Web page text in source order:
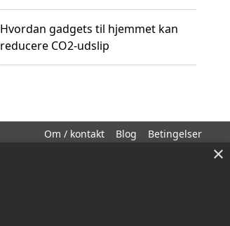
Hvordan gadgets til hjemmet kan
reducere CO2-udslip
Om / kontakt Blog Betingelser
×